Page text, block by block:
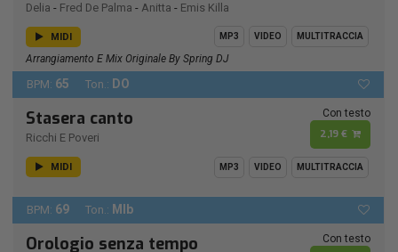
Delia - Fred De Palma - Anitta - Emis Killa
MIDI MP3 VIDEO MULTITRACCIA
Arrangiamento E Mix Originale By Spring DJ
BPM: 65 Ton.: DO
Stasera canto
Ricchi E Poveri
Con testo
2,19 €
MIDI MP3 VIDEO MULTITRACCIA
BPM: 69 Ton.: MIb
Orologio senza tempo Con testo